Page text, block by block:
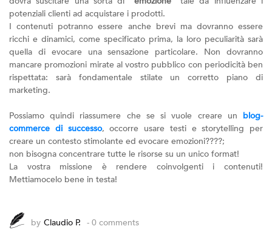
potenziali clienti ad acquistare i prodotti.
I contenuti potranno essere anche brevi ma dovranno essere
ricchi e dinamici, come specificato prima, la loro peculiarità sarà
quella di evocare una sensazione particolare. Non dovranno
mancare promozioni mirate al vostro pubblico con periodicità ben
rispettata: sarà fondamentale stilate un corretto piano di
marketing.
Possiamo quindi riassumere che se si vuole creare un blog-
commerce di successo, occorre usare testi e storytelling per
creare un contesto stimolante ed evocare emozioni????;
non bisogna concentrare tutte le risorse su un unico format!
La vostra missione è rendere coinvolgenti i contenuti!
Mettiamocelo bene in testa!
by Claudio P. - 0 comments